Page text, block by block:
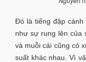
Đó là tiếng đập cánh
như sự rung lên của
và muỗi cái cũng có
suất khác nhau. Vì